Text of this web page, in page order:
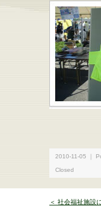
2010-11-05 ｜
Closed
＜ 社会福祉施設